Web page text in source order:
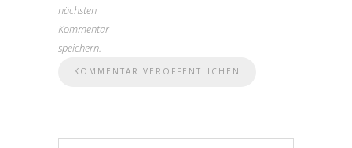
nächsten
Kommentar
speichern.